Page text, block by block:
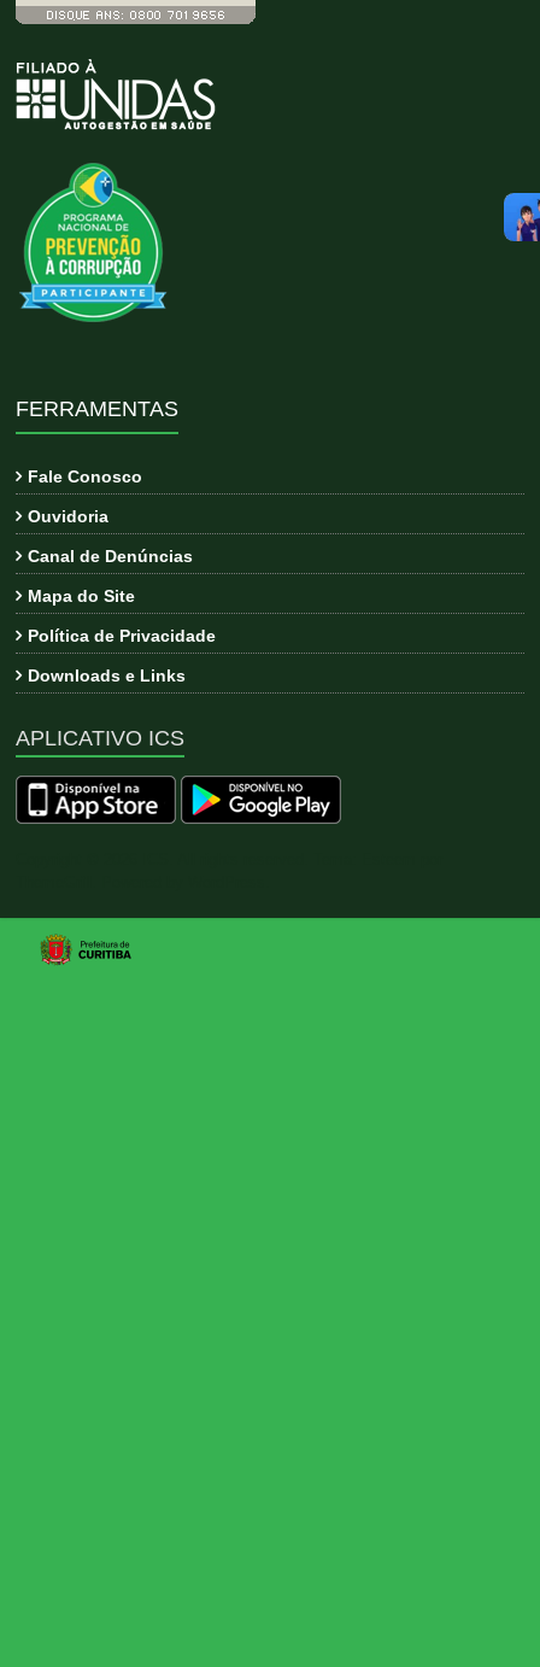
FERRAMENTAS
Fale Conosco
Ouvidoria
Canal de Denúncias
Mapa do Site
Política de Privacidade
Downloads e Links
APLICATIVO ICS